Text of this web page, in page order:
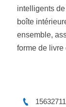
intelligents
boîte
ensemble,
forme de livre
